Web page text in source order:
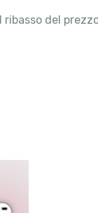
del